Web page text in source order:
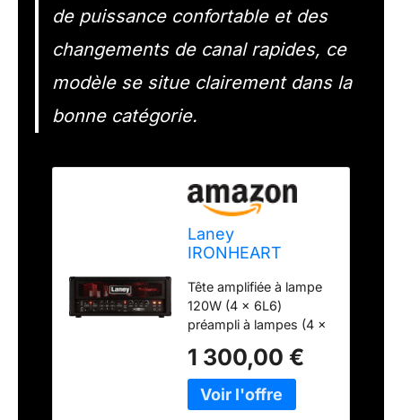
de puissance confortable et des
changements de canal rapides, ce
modèle se situe clairement dans la
bonne catégorie.
Laney
IRONHEART
All Tube Guitar
Amp Head - 120W
- With Reverb
Tête amplifiée à lampe
120W (4 x 6L6)
préampli à lampes (4 x
canaux: Clean Rhythm
et Lead contrôle Vari-
Watt pre-boost sur les
1 300,00 €